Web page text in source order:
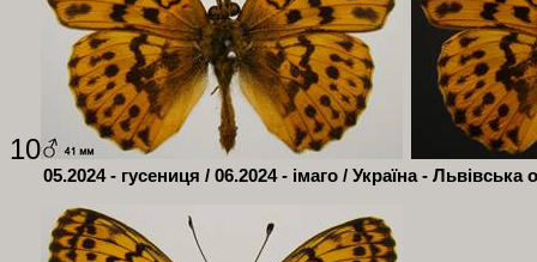
10
05.2024 - гусениця / 06.2024 - імаго / Україна - Львівська